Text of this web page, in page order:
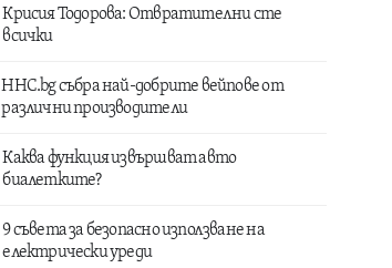
Крисия Тодорова: Отвратителни сте
всички
HHC.bg събра най-добрите вейпове от
различни производители
Каква функция извършват авто
биалетките?
9 съвета за безопасно използване на
електрически уреди